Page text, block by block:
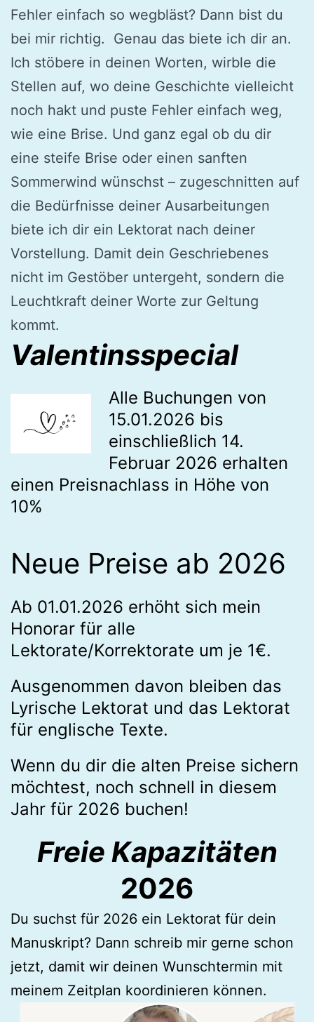
Fehler einfach so wegbläst? Dann bist du
bei mir richtig. Genau das biete ich dir an.
Ich stöbere in deinen Worten, wirble die
Stellen auf, wo deine Geschichte vielleicht
noch hakt und puste Fehler einfach weg,
wie eine Brise. Und ganz egal ob du dir
eine steife Brise oder einen sanften
Sommerwind wünschst – zugeschnitten auf
die Bedürfnisse deiner Ausarbeitungen
biete ich dir ein Lektorat nach deiner
Vorstellung. Damit dein Geschriebenes
nicht im Gestöber untergeht, sondern die
Leuchtkraft deiner Worte zur Geltung
kommt.
Valentinsspecial
Alle Buchungen von
15.01.2026 bis
einschließlich 14.
Februar 2026 erhalten
einen Preisnachlass in Höhe von
10%
Neue Preise ab 2026
Ab 01.01.2026 erhöht sich mein
Honorar für alle
Lektorate/Korrektorate um je 1€.
Ausgenommen davon bleiben das
Lyrische Lektorat und das Lektorat
für englische Texte.
Wenn du dir die alten Preise sichern
möchtest, noch schnell in diesem
Jahr für 2026 buchen!
Freie Kapazitäten
2026
Du suchst für 2026 ein Lektorat für dein
Manuskript? Dann schreib mir gerne schon
jetzt, damit wir deinen Wunschtermin mit
meinem Zeitplan koordinieren können.